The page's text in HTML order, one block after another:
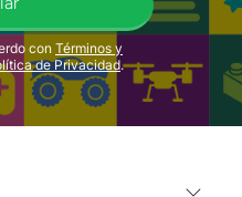
con Términos y
de Privacidad.